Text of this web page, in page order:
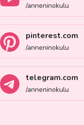
/anneninokulu
pinterest.com
/anneninokulu
telegram.com
/anneninokulu